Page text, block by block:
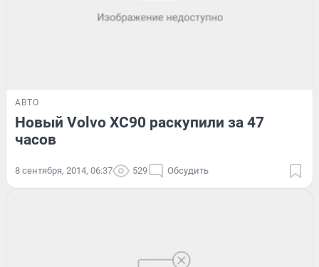
АВТО
Новый Volvo XC90 раскупили за 47
часов
8 сентября, 2014, 06:37 529 Обсудить